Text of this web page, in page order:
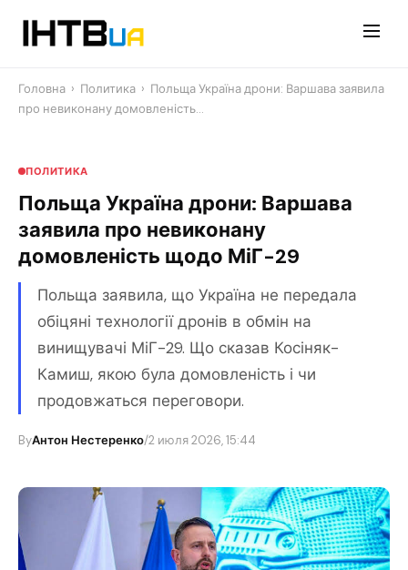
Головна › Политика › Польща Україна дрони: Варшава заявила
про невиконану домовленість…
ПОЛИТИКА
Польща Україна дрони: Варшава
заявила про невиконану
домовленість щодо МіГ-29
Польща заявила, що Україна не передала
обіцяні технології дронів в обмін на
винищувачі МіГ-29. Що сказав Косіняк-
Камиш, якою була домовленість і чи
продовжаться переговори.
ByАнтон Нестеренко/2 июля 2026, 15:44